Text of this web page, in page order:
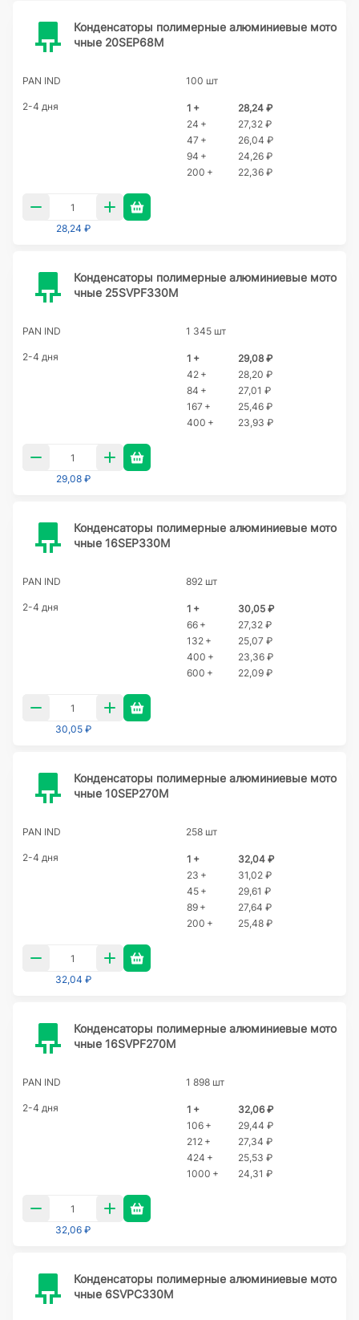
Конденсаторы полимерные алюминиевые мото
чные 20SEP68M
PAN IND 100 шт
2-4 дня 1 +
28,24 ₽
24 +
27,32 ₽
47 +
26,04 ₽
94 +
24,26 ₽
200 +
22,36 ₽
28,24 ₽
Конденсаторы полимерные алюминиевые мото
чные 25SVPF330M
PAN IND 1 345 шт
2-4 дня 1 +
29,08 ₽
42 +
28,20 ₽
84 +
27,01 ₽
167 +
25,46 ₽
400 +
23,93 ₽
29,08 ₽
Конденсаторы полимерные алюминиевые мото
чные 16SEP330M
PAN IND 892 шт
2-4 дня 1 +
30,05 ₽
66 +
27,32 ₽
132 +
25,07 ₽
400 +
23,36 ₽
600 +
22,09 ₽
30,05 ₽
Конденсаторы полимерные алюминиевые мото
чные 10SEP270M
PAN IND 258 шт
2-4 дня 1 +
32,04 ₽
23 +
31,02 ₽
45 +
29,61 ₽
89 +
27,64 ₽
200 +
25,48 ₽
32,04 ₽
Конденсаторы полимерные алюминиевые мото
чные 16SVPF270M
PAN IND 1 898 шт
2-4 дня 1 +
32,06 ₽
106 +
29,44 ₽
212 +
27,34 ₽
424 +
25,53 ₽
1000 +
24,31 ₽
32,06 ₽
Конденсаторы полимерные алюминиевые мото
чные 6SVPC330M